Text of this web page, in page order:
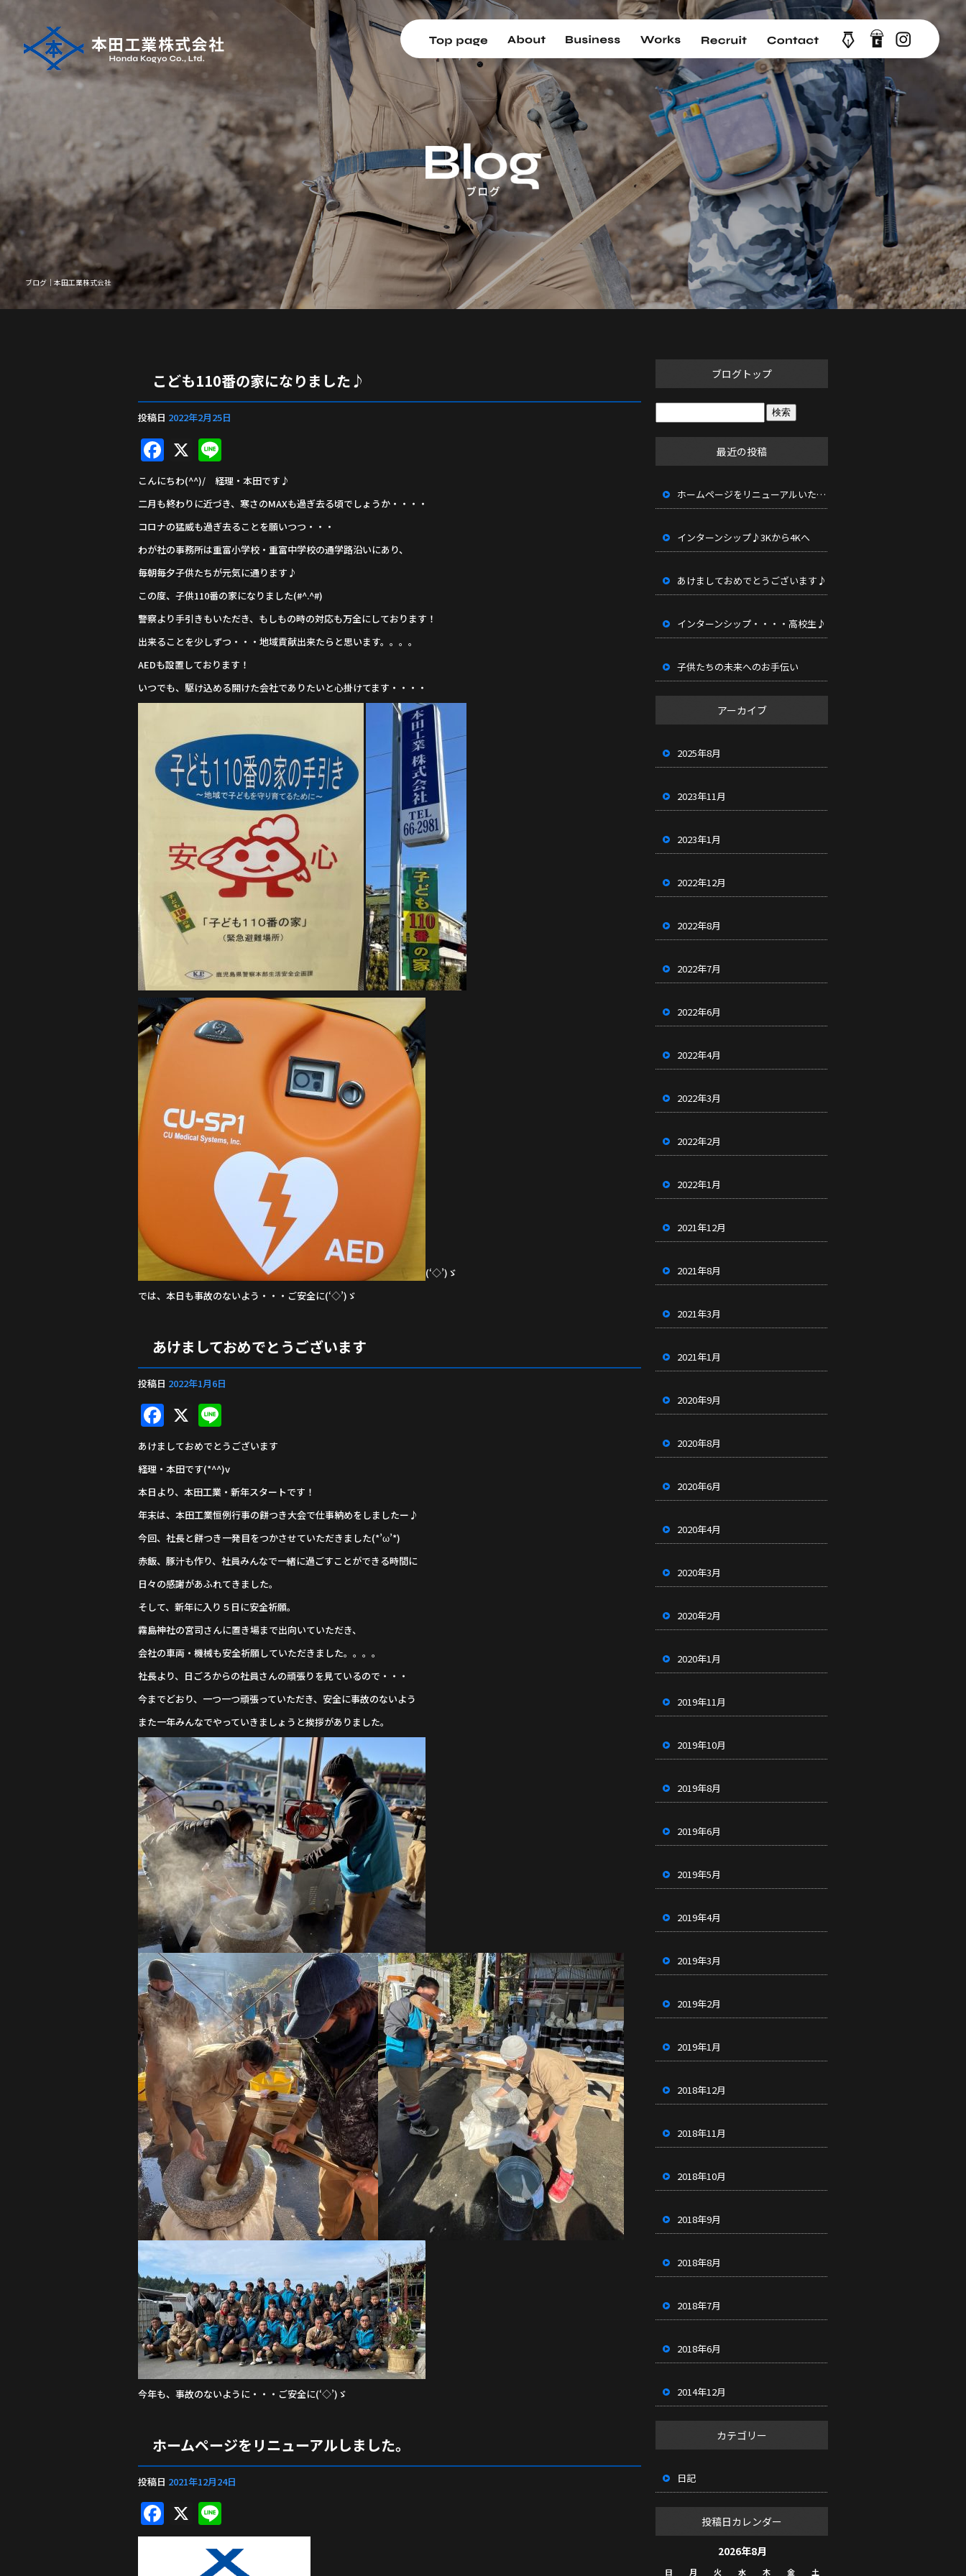
ブログ｜本田工業株式会社
こども110番の家になりました♪
投稿日 2022年2月25日
F
a
c
e
b
o
o
k
X
n
e
こんにちわ(^^)/ 経理・本田です♪
二月も終わりに近づき、寒さのMAXも過ぎ去る頃でしょうか・・・・
コロナの猛威も過ぎ去ることを願いつつ・・・
わが社の事務所は重富小学校・重富中学校の通学路沿いにあり、
毎朝毎夕子供たちが元気に通ります♪
この度、子供110番の家になりました(#^.^#)
警察より手引きもいただき、もしもの時の対応も万全にしております！
出来ることを少しずつ・・・地域貢献出来たらと思います。。。。
AEDも設置しております！
いつでも、駆け込める開けた会社でありたいと心掛けてます・・・・
(‘◇’)ゞ
では、本日も事故のないよう・・・ご安全に(‘◇’)ゞ
あけましておめでとうございます
投稿日 2022年1月6日
F
a
c
e
b
o
o
k
X
n
e
あけましておめでとうございます
経理・本田です(*^^)v
本日より、本田工業・新年スタートです！
年末は、本田工業恒例行事の餅つき大会で仕事納めをしましたー♪
今回、社長と餅つき一発目をつかさせていただきました(*’ω’*)
赤飯、豚汁も作り、社員みんなで一緒に過ごすことができる時間に
日々の感謝があふれてきました。
そして、新年に入り５日に安全祈願。
霧島神社の宮司さんに置き場まで出向いていただき、
会社の車両・機械も安全祈願していただきました。。。。
社長より、日ごろからの社員さんの頑張りを見ているので・・・
今までどおり、一つ一つ頑張っていただき、安全に事故のないよう
また一年みんなでやっていきましょうと挨拶がありました。
今年も、事故のないように・・・ご安全に(‘◇’)ゞ
ホームページをリニューアルしました。
投稿日 2021年12月24日
F
a
X
n
e
ブログトップ
最近の投稿
ホームページをリニューアルいたしました。
インターンシップ♪3Kから4Kへ
あけましておめでとうございます♪
インターンシップ・・・・高校生♪
子供たちの未来へのお手伝い
アーカイブ
2025年8月
2023年11月
2023年1月
2022年12月
2022年8月
2022年7月
2022年6月
2022年4月
2022年3月
2022年2月
2022年1月
2021年12月
2021年8月
2021年3月
2021年1月
2020年9月
2020年8月
2020年6月
2020年4月
2020年3月
2020年2月
2020年1月
2019年11月
2019年10月
2019年8月
2019年6月
2019年5月
2019年4月
2019年3月
2019年2月
2019年1月
2018年12月
2018年11月
2018年10月
2018年9月
2018年8月
2018年7月
2018年6月
2014年12月
カテゴリー
日記
投稿日カレンダー
2026年8月
日 月 火 水 木 金 土